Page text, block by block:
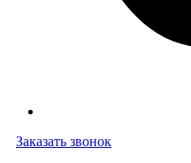
Заказать звонок